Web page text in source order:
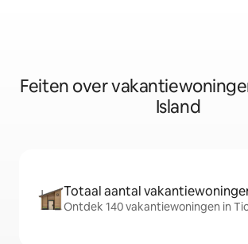
Feiten over
Island
Totaal aantal
Ontdek 140 vakantiewoningen in